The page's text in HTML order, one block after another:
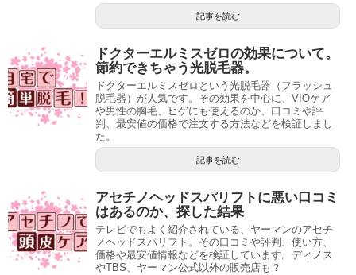
記事を読む
ドクターエルミスゼロの効果について。
節約できちゃう光脱毛器。
ドクターエルミスゼロという光脱毛器（フラッシュ
脱毛器）が人気です。その効果を中心に、VIOケア
や男性の胸毛、ヒゲにも使えるのか、口コミや評
判、最安値の価格で注文する方法などを検証しまし
た。
記事を読む
アセチノヘッドスパリフトに悪い口コミ
はあるのか、探した結果
テレビでもよく紹介されている、ヤーマンのアセチ
ノヘッドスパリフト。その口コミや評判、使い方、
価格や最安値情報などを検証しています。ディノス
やTBS、ヤーマン公式以外の販売店も？